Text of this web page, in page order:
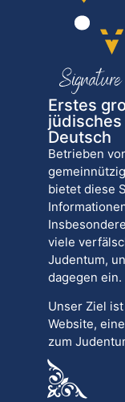
Erstes
Deutsch
Betrieben
bietet diese
viele
Judentum,
dagegen ein.
Unser Ziel
Website,
zum